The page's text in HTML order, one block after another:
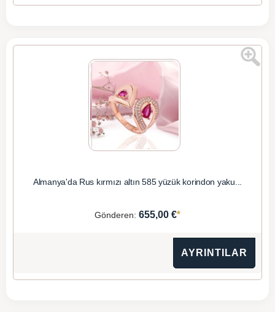
Almanya'da Rus kırmızı altın 585 yüzük korindon yaku...
Gönderen: 655,00 €*
AYRINTILAR